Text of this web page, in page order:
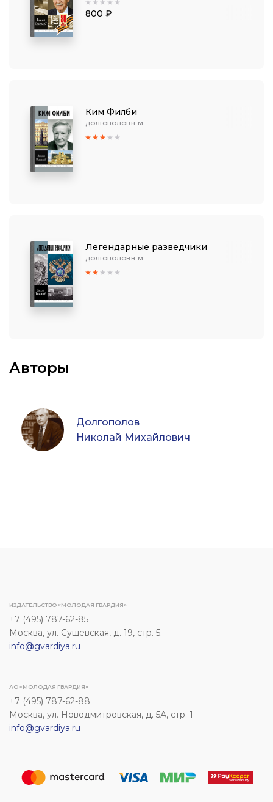
800 ₽
Ким Филби
ДОЛГОПОЛОВ Н. М.
Легендарные разведчики
ДОЛГОПОЛОВ Н. М.
Авторы
Долгополов
Николай Михайлович
ИЗДАТЕЛЬСТВО «МОЛОДАЯ ГВАРДИЯ»
+7 (495) 787-62-85
Москва, ул. Сущевская, д. 19, стр. 5.
info@gvardiya.ru
АО «МОЛОДАЯ ГВАРДИЯ»
+7 (495) 787-62-88
Москва, ул. Новодмитровская, д. 5А, стр. 1
info@gvardiya.ru